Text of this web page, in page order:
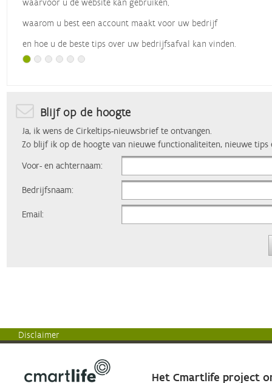
waarvoor u de website kan gebruiken,
waarom u best een account maakt voor uw bedrijf
en hoe u de beste tips over uw bedrijfsafval kan vinden.
Blijf op de hoogte
Ja, ik wens de Cirkeltips-nieuwsbrief te ontvangen.
Zo blijf ik op de hoogte van nieuwe functionaliteiten, nieuwe tips
Voor- en achternaam:
Bedrijfsnaam:
Email:
Disclaimer
Het Cmartlife project